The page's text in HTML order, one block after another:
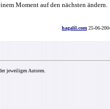
Moment auf den nächsten ändern.
hagalil.com 25-06-
jeweiligen Autoren.